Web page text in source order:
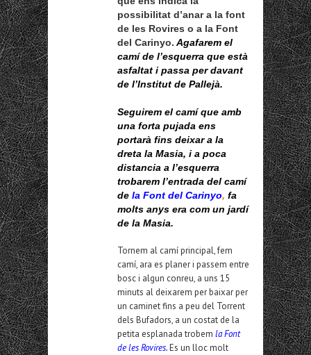
possibilitat d’anar a la font
de les Rovires o a la Font
del Carinyo. Agafarem el
camí de l’esquerra que està
asfaltat i passa per davant
de l’Institut de Pallejà.
Seguirem el camí que amb
una forta pujada ens
portarà fins deixar a la
dreta la Masia, i a poca
distancia a l’esquerra
trobarem l’entrada del camí
de la Font del Carinyo, fa
molts anys era com un jardí
de la Masia.
Tornem al camí principal, fem
camí, ara es planer i passem entre
bosc i algun conreu, a uns 15
minuts al deixarem per baixar per
un caminet fins a peu del Torrent
dels Bufadors, a un costat de la
petita esplanada trobem la Font
de les Rovires.Es un lloc molt